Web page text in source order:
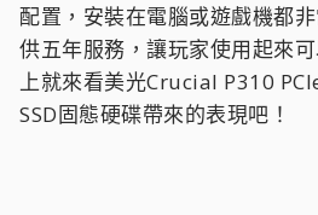
配置，安裝在電腦或遊戲機都
供五年服務，讓玩家使用起來
上就來看美光Crucial P310
SSD固態硬碟帶來的表現吧！